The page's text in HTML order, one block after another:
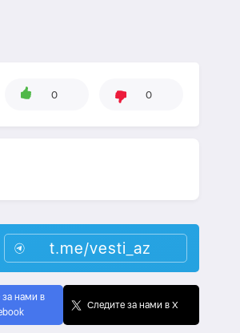
0 0
t.me/vesti_az
нами в
Следите за нами в X